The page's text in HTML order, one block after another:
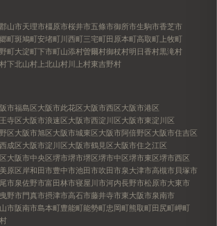
山市天理市橿原市桜井市五條市御所市生駒市香芝市
町斑鳩町安堵町川西町三宅町田原本町高取町 上牧町
町大淀町下市町山添村曽爾村御杖村明日香村黒滝村
下北山村 上北山村川上村東吉野村
市福島区大阪市此花区大阪市西区大阪市港区
寺区大阪市浪速区大阪市西淀川区大阪市東淀川区
区大阪市旭区大阪市城東区大阪市阿倍野区大阪市住吉区
成区大阪市淀川区大阪市鶴見区大阪市住之江区
大阪市中央区堺市堺市堺区堺市中区堺市東区堺市西区
原区岸和田市豊中市池田市吹田市泉大津市高槻市 貝塚市
市泉佐野市富田林市寝屋川市河内長野市松原市大東市
野市門真市摂津市高石市藤井寺市東大阪市泉南市
市阪南市島本町豊能町能勢町忠岡町熊取町田尻町岬町